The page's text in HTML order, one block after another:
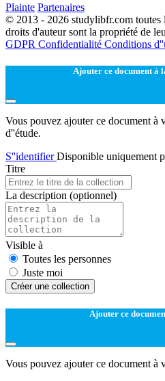
Plainte Partenaires
© 2013 - 2026 studylibfr.com toutes
droits d'auteur sont la propriété de
GDPR Confidentialité Conditions
Ajouter ce document à
Vous pouvez ajouter ce document à
d''étude.
S''identifierDisponible uniquement
Titre
La description (optionnel)
Visible à
Toutes les personnes
Juste moi
Créer une collection
Ajouter ce
Vous pouvez ajouter ce document à